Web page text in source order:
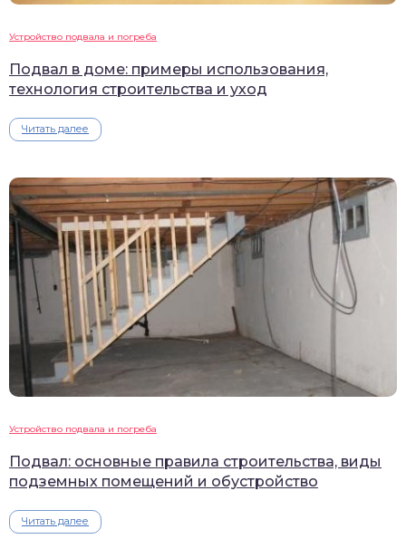
Устройство подвала и погреба
Подвал в доме: примеры использования,
технология строительства и уход
Читать далее
Устройство подвала и погреба
Подвал: основные правила строительства, виды
подземных помещений и обустройство
Читать далее